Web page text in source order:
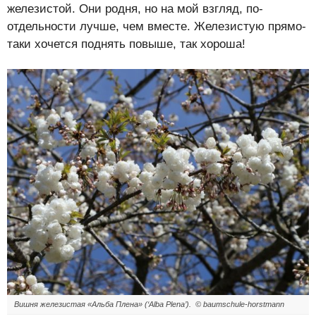
железистой. Они родня, но на мой взгляд, по-
отдельности лучше, чем вместе. Железистую прямо-
таки хочется поднять повыше, так хороша!
Вишня железистая «Альба Плена» (‘Alba Plena’). © baumschule-horstmann